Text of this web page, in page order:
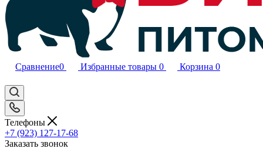
Сравнение0 Избранные товары 0 Корзина 0
Телефоны
+7 (923) 127-17-68
Заказать звонок